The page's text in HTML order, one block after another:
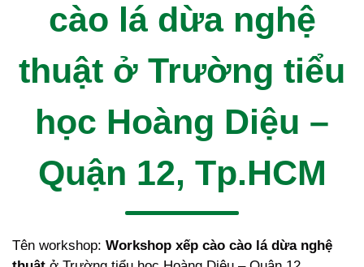
cào lá dừa nghệ
thuật ở Trường tiểu
học Hoàng Diệu –
Quận 12, Tp.HCM
Tên workshop: Workshop xếp cào cào lá dừa nghệ